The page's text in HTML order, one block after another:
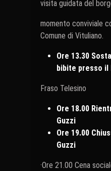
visita guidata del
momento conviviale
Comune di Vituliano.
Ore 13.30
bibite presso il
Fraso Telesino
Ore 18.00
Guzzi
Ore 19.00
Guzzi
·Ore 21.00 Cena